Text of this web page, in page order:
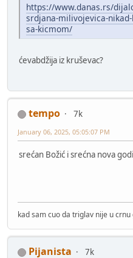
https://www.danas.rs/
srdjana-milivojevica-
sa-kicmom/
ćevabdžija iz kruševac?
tempo
7k
January 06, 2025, 05:05:07 PM
srećan Božić i srećna nova
kad sam cuo da triglav nije u
Pijanista
7k